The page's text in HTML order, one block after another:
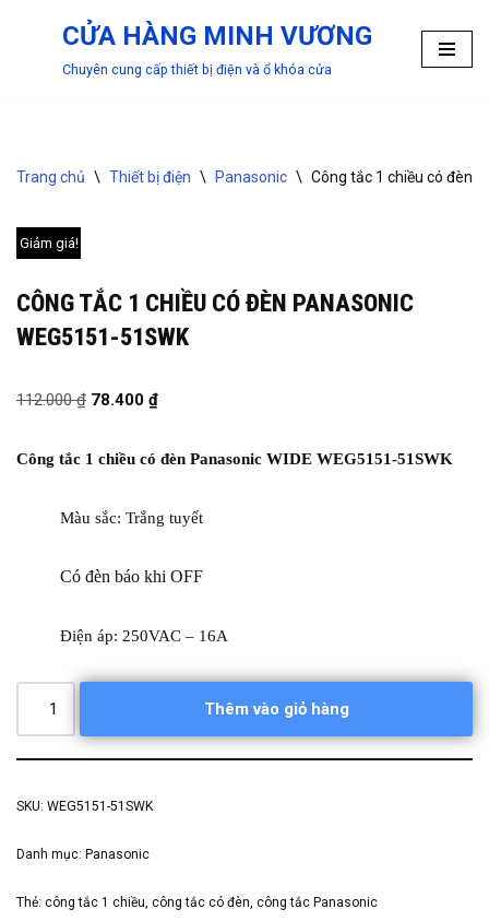
CỬA HÀNG MINH VƯƠNG
Chuyên cung cấp thiết bị điện và ổ khóa cửa
Trang chủ \ Thiết bị điện \ Panasonic \ Công tắc 1 chiều có đèn
Giảm giá!
CÔNG TẮC 1 CHIỀU CÓ ĐÈN PANASONIC
WEG5151-51SWK
112.000₫ 78.400 ₫
Công tắc 1 chiều có đèn Panasonic WIDE WEG5151-51SWK
Màu sắc: Trắng tuyết
Có đèn báo khi OFF
Điện áp: 250VAC – 16A
Thêm vào giỏ hàng
SKU: WEG5151-51SWK
Danh mục: Panasonic
Thẻ: công tắc 1 chiều, công tắc có đèn, công tắc Panasonic